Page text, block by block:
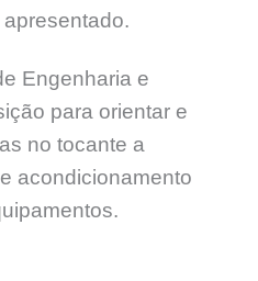
Engenharia e
para orientar e
no tocante a
acondicionamento